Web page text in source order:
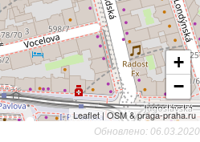
+
−
Leaflet | OSM & praga-praha.ru
Обновлено: 06.03.2020